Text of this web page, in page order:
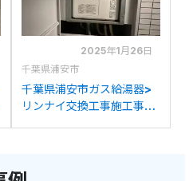
2025年1月26日
千葉県浦安市
千葉県浦安市ガス給湯器>
リンナイ交換工事施工事
への交換